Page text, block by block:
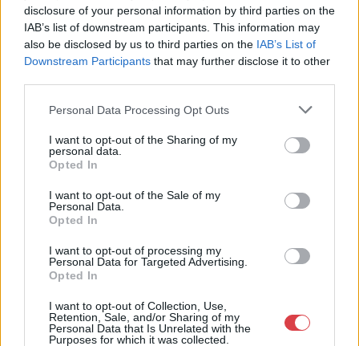
disclosure of your personal information by third parties on the
IAB’s list of downstream participants. This information may
also be disclosed by us to third parties on the IAB’s List of
Downstream Participants that may further disclose it to other
Personal Data Processing Opt Outs
I want to opt-out of the Sharing of my
personal data.
Opted In
I want to opt-out of the Sale of my
Personal Data.
Opted In
I want to opt-out of processing my
Personal Data for Targeted Advertising.
Opted In
I want to opt-out of Collection, Use,
Retention, Sale, and/or Sharing of my
Personal Data that Is Unrelated with the
Purposes for which it was collected.
Thailand 1957. ’25th
Buddhist Century
Celebration Medal’ gilt
Br decoration on ribbon
C:XF patina
Emlékérem’ aranyozott Br kitüntetés mellszalagon
T:2 patina Thailand 1957. ’25th Buddhist Century
Celebration Medal’ gilt Br decoration on ribbon C:XF
Kategória: Pénz, érem, plakett
Kikiáltási ár:2 000
Aukció adatai
Tételszám: 32984
Eladó adatai
Eladó:Darabanth Kft